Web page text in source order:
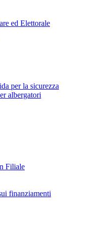
ed Elettorale
per la sicurezza
albergatori
Filiale
finanziamenti